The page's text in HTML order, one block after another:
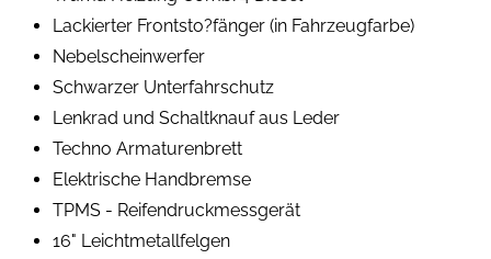
Lackierter Frontsto?fänger (in Fahrzeugfarbe)
Nebelscheinwerfer
Schwarzer Unterfahrschutz
Lenkrad und Schaltknauf aus Leder
Techno Armaturenbrett
Elektrische Handbremse
TPMS - Reifendruckmessgerät
16" Leichtmetallfelgen